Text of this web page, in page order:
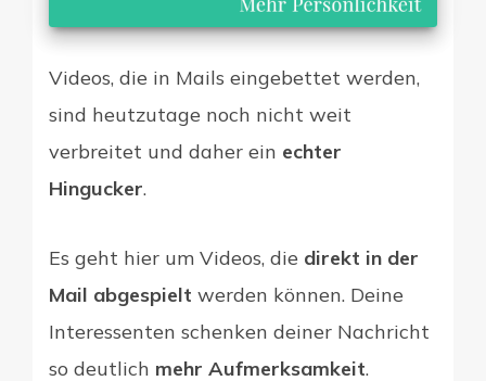
Videos, die in Mails eingebettet werden,
sind heutzutage noch nicht weit
verbreitet und daher ein echter
Hingucker.
Es geht hier um Videos, die direkt in der
Mail abgespielt werden können. Deine
Interessenten schenken deiner Nachricht
so deutlich mehr Aufmerksamkeit.